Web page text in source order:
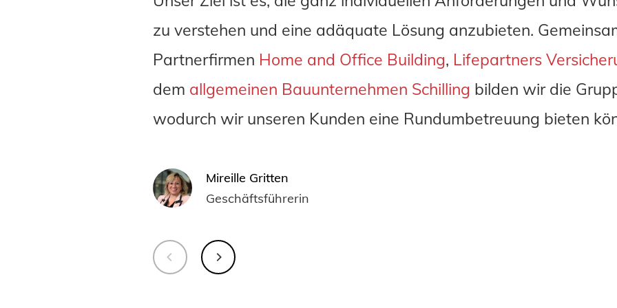
zu verstehen und eine adäquate Lösung anzubieten.
Partnerfirmen Home and Office Building, Lifepartners
dem allgemeinen Bauunternehmen Schilling bilden wir die
wodurch wir unseren Kunden eine Rundumbetreuung bieten
Mireille Gritten
Geschäftsführerin